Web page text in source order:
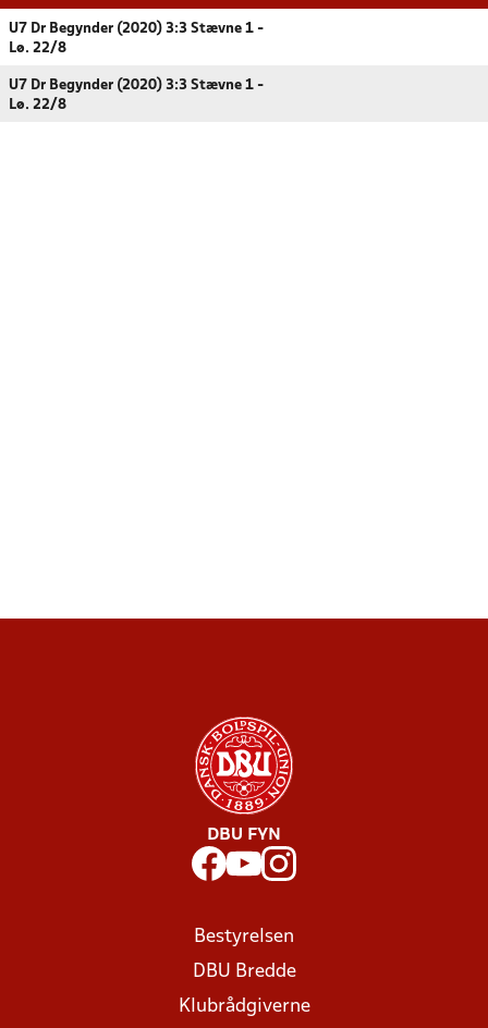
U7 Dr Begynder (2020) 3:3 Stævne 1 -
Lø. 22/8
U7 Dr Begynder (2020) 3:3 Stævne 1 -
Lø. 22/8
DBU FYN
Bestyrelsen
DBU Bredde
Klubrådgiverne